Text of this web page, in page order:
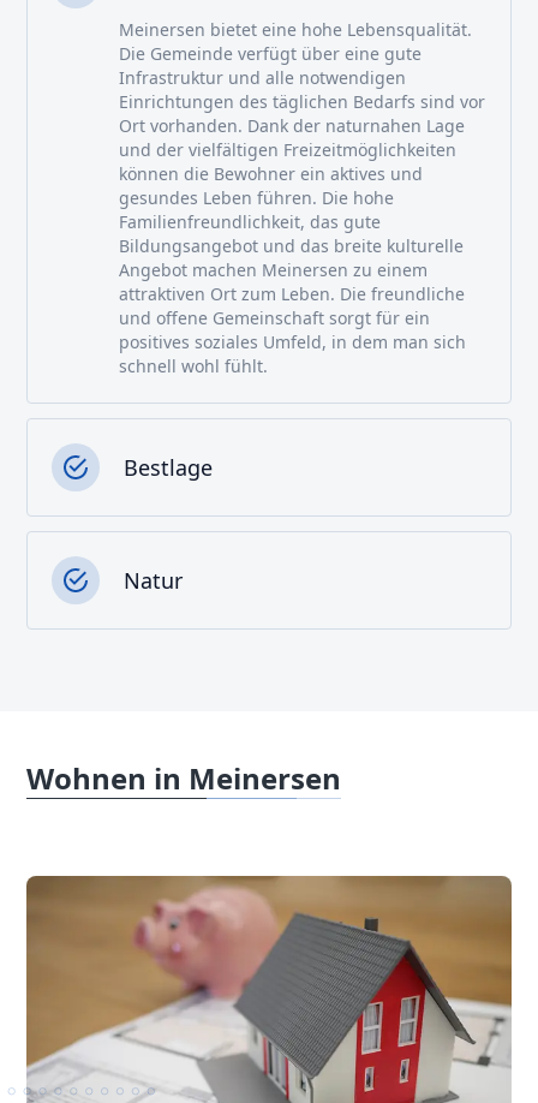
Meinersen bietet eine hohe Lebensqualität.
Die Gemeinde verfügt über eine gute
Infrastruktur und alle notwendigen
Einrichtungen des täglichen Bedarfs sind vor
Ort vorhanden. Dank der naturnahen Lage
und der vielfältigen Freizeitmöglichkeiten
können die Bewohner ein aktives und
gesundes Leben führen. Die hohe
Familienfreundlichkeit, das gute
Bildungsangebot und das breite kulturelle
Angebot machen Meinersen zu einem
attraktiven Ort zum Leben. Die freundliche
und offene Gemeinschaft sorgt für ein
positives soziales Umfeld, in dem man sich
schnell wohl fühlt.
Bestlage
Natur
Wohnen in Meinersen